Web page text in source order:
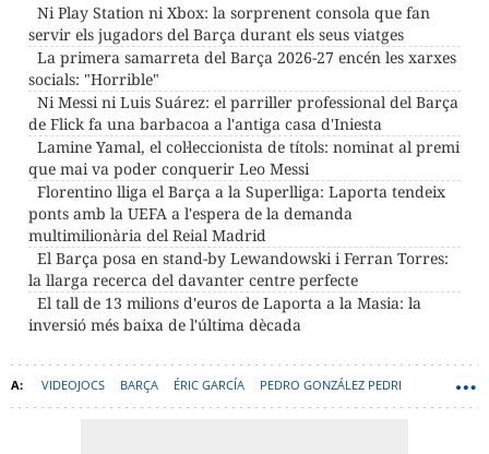
Ni Play Station ni Xbox: la sorprenent consola que fan
servir els jugadors del Barça durant els seus viatges
La primera samarreta del Barça 2026-27 encén les xarxes
socials: "Horrible"
Ni Messi ni Luis Suárez: el parriller professional del Barça
de Flick fa una barbacoa a l'antiga casa d'Iniesta
Lamine Yamal, el col·leccionista de títols: nominat al premi
que mai va poder conquerir Leo Messi
Florentino lliga el Barça a la Superlliga: Laporta tendeix
ponts amb la UEFA a l'espera de la demanda
multimilionària del Reial Madrid
El Barça posa en stand-by Lewandowski i Ferran Torres:
la llarga recerca del davanter centre perfecte
El tall de 13 milions d'euros de Laporta a la Masia: la
inversió més baixa de l'última dècada
VIDEOJOCS BARÇA ÉRIC GARCÍA PEDRO GONZÁLEZ PEDRI